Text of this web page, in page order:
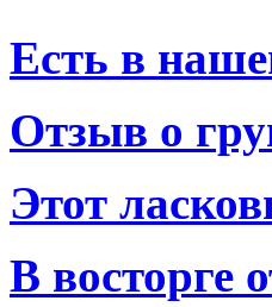
Есть в
Отзыв о
Этот
В восторге